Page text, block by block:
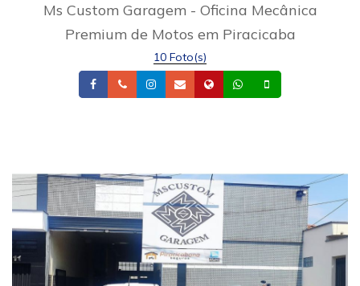
Ms Custom Garagem - Oficina Mecânica
Premium de Motos em Piracicaba
10 Foto(s)
FacebookTelefoneInstagram
Email Site Whatsapp